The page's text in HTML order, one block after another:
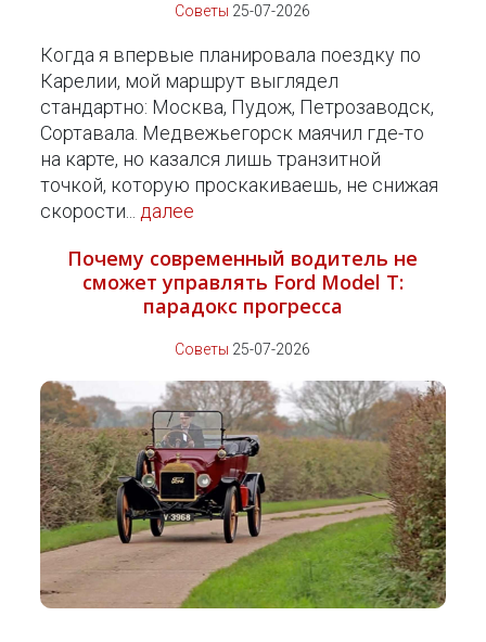
Советы 25-07-2026
Когда я впервые планировала поездку по
Карелии, мой маршрут выглядел
стандартно: Москва, Пудож, Петрозаводск,
Сортавала. Медвежьегорск маячил где-то
на карте, но казался лишь транзитной
точкой, которую проскакиваешь, не снижая
скорости... далее
Почему современный водитель не
сможет управлять Ford Model T:
парадокс прогресса
Советы 25-07-2026